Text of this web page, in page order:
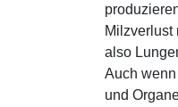
Milzverlust
also
Auch
und